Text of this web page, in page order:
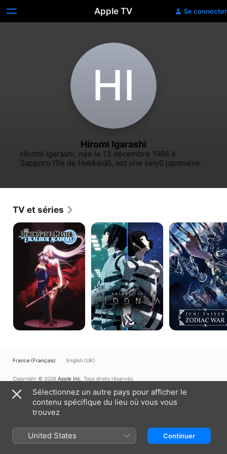
Apple TV Se connecter
H‌I
Hiromi Igarashi
Hiromi Igarashi, née le 13 décembre 1986 à
Sapporo l'île de Hokkaidō, est une seiyū japonaise.
TV et séries
The
Demon
Sword
Excalibur
Academy
Knights
of
Sidonia
Jûni
Taisen
-
Zodiac
War
France (Français) English (UK)
Copyright © 2026 Apple Inc. Tous droits réservés.
Conditions générales des services Internet
Apple TV et Confidentialité
Politique en matière de cookies
Assistance
Sélectionnez un autre pays pour afficher le
contenu spécifique du lieu où vous vous
trouvez
United States Continuer